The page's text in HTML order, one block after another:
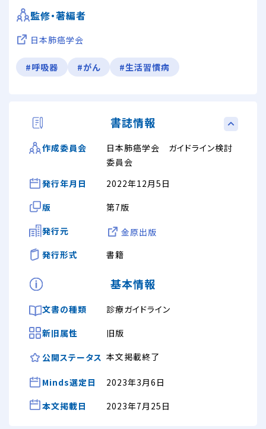
監修・著編者
日本肺癌学会
#呼吸器 #がん #生活習慣病
書誌情報
作成委員会
日本肺癌学会 ガイドライン検討
委員会
発行年月日
2022年12月5日
版
第7版
発行元
金原出版
発行形式
書籍
基本情報
文書の種類
診療ガイドライン
新旧属性
旧版
公開ステータス 本文掲載終了
Minds選定日
2023年3月6日
本文掲載日
2023年7月25日